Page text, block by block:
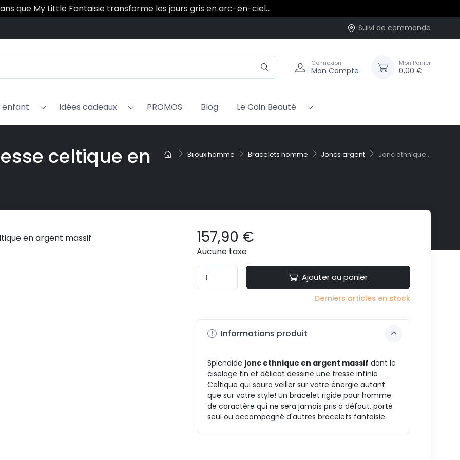
ans que My Little Fantaisie transforme les jours gris en arc-en-ciel…
Suivi de commande
Connexion
Mon Compte
Mon Panier
0,00 €
enfant Idées cadeaux PROMOS Blog Le Coin Beauté
Bijoux homme Bracelets homme Joncs argent Jonc ethnique...
celtique en
157,90 €
Aucune taxe
Ajouter au panier
Derniers articles en stock
Informations produit
Splendide jonc ethnique en argent massif dont le
ciselage fin et délicat dessine une tresse infinie
Celtique qui saura veiller sur votre énergie autant
que sur votre style! Un bracelet rigide pour homme
de caractère qui ne sera jamais pris à défaut, porté
seul ou accompagné d'autres bracelets fantaisie.